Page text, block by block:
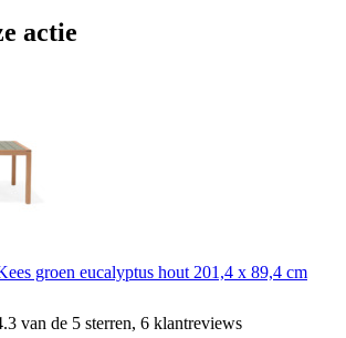
actie
groen eucalyptus hout 201,4 x 89,4 cm
van de 5 sterren, 6 klantreviews